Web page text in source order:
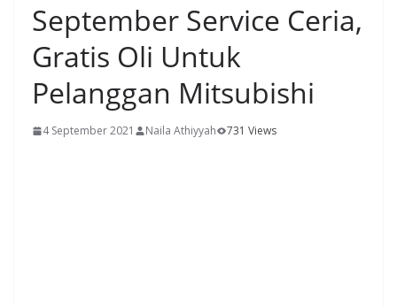
September Service Ceria,
Gratis Oli Untuk
Pelanggan Mitsubishi
4 September 2021 Naila Athiyyah 731 Views